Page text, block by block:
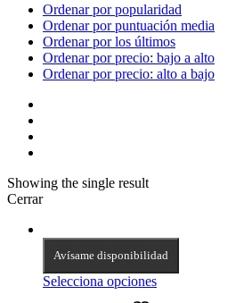
Ordenar por popularidad
Ordenar por puntuación media
Ordenar por los últimos
Ordenar por precio: bajo a alto
Ordenar por precio: alto a bajo
Showing the single result
Cerrar
Avísame disponibilidad
Selecciona opciones